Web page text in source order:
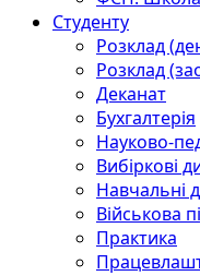
Студенту
Розклад
Розклад
Деканат
Бухгалтерія
Науково-
Вибіркові
Навчальні
Військова
Практика